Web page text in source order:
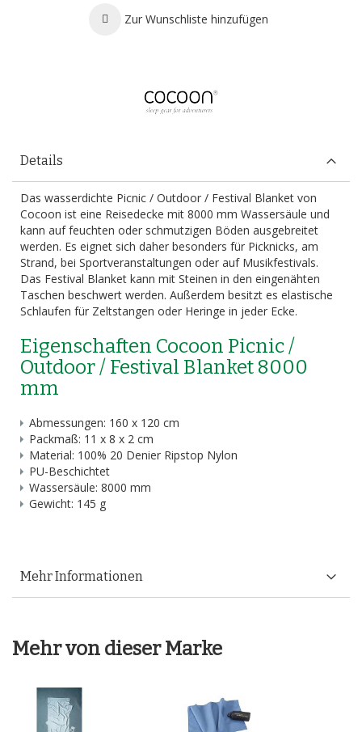
Zur Wunschliste hinzufügen
Details
Das wasserdichte Picnic / Outdoor / Festival Blanket von
Cocoon ist eine Reisedecke mit 8000 mm Wassersäule und
kann auf feuchten oder schmutzigen Böden ausgebreitet
werden. Es eignet sich daher besonders für Picknicks, am
Strand, bei Sportveranstaltungen oder auf Musikfestivals.
Das Festival Blanket kann mit Steinen in den eingenähten
Taschen beschwert werden. Außerdem besitzt es elastische
Schlaufen für Zeltstangen oder Heringe in jeder Ecke.
Eigenschaften Cocoon Picnic /
Outdoor / Festival Blanket 8000
mm
Abmessungen: 160 x 120 cm
Packmaß: 11 x 8 x 2 cm
Material: 100% 20 Denier Ripstop Nylon
PU-Beschichtet
Wassersäule: 8000 mm
Gewicht: 145 g
Mehr Informationen
Mehr von dieser Marke